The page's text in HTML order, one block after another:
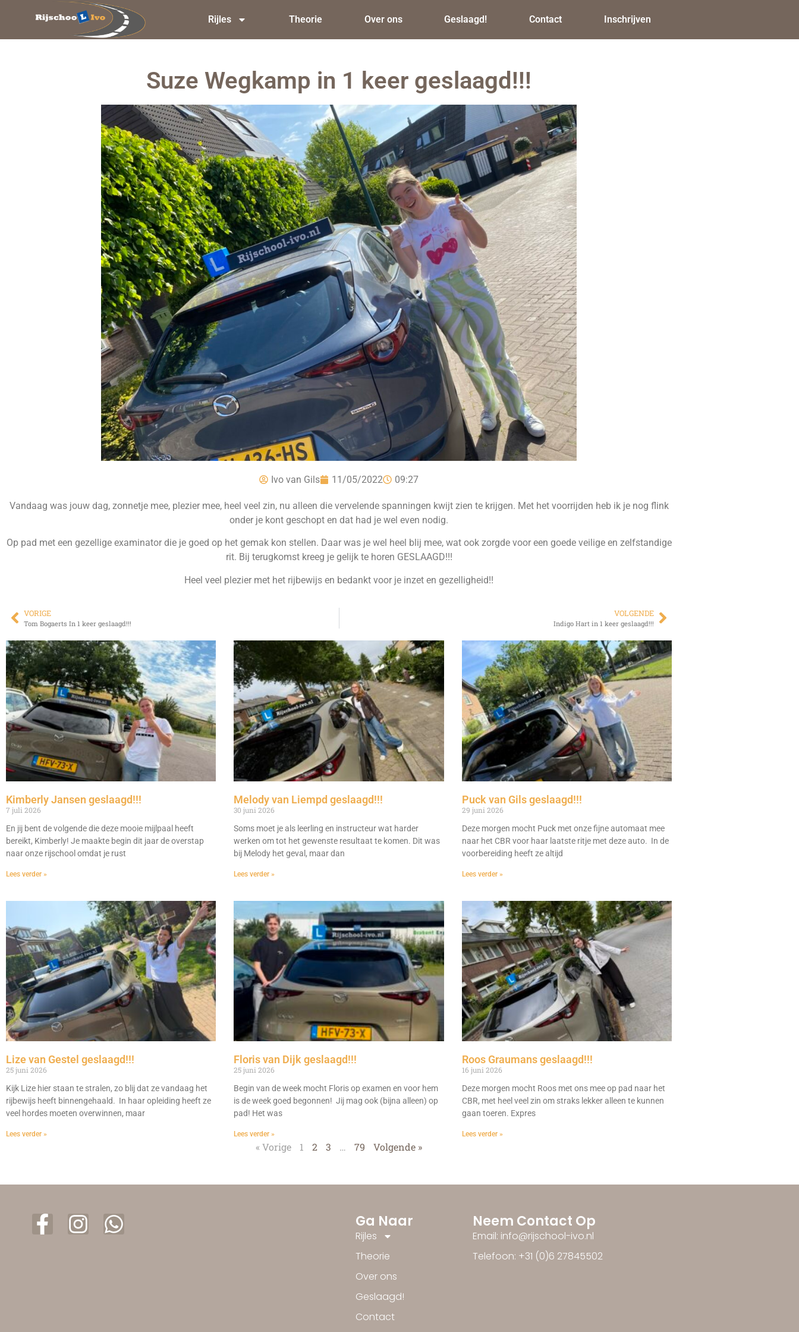
Rijles Theorie Over ons Geslaagd! Contact Inschrijven
Suze Wegkamp in 1 keer geslaagd!!!
Ivo van Gils 11/05/2022 09:27
Vandaag was jouw dag, zonnetje mee, plezier mee, heel veel zin, nu alleen die vervelende spanningen kwijt zien te krijgen. Met het voorrijden heb ik je nog flink
onder je kont geschopt en dat had je wel even nodig.
Op pad met een gezellige examinator die je goed op het gemak kon stellen. Daar was je wel heel blij mee, wat ook zorgde voor een goede veilige en zelfstandige
rit. Bij terugkomst kreeg je gelijk te horen GESLAAGD!!!
Heel veel plezier met het rijbewijs en bedankt voor je inzet en gezelligheid!!
VORIGE
Tom Bogaerts In 1 keer geslaagd!!!
VOLGENDE
Indigo Hart in 1 keer geslaagd!!!
Kimberly Jansen geslaagd!!!
7 juli 2026
En jij bent de volgende die deze mooie mijlpaal heeft
bereikt, Kimberly! Je maakte begin dit jaar de overstap
naar onze rijschool omdat je rust
Lees verder »
Melody van Liempd geslaagd!!!
30 juni 2026
Soms moet je als leerling en instructeur wat harder
werken om tot het gewenste resultaat te komen. Dit was
bij Melody het geval, maar dan
Lees verder »
Puck van Gils geslaagd!!!
29 juni 2026
Deze morgen mocht Puck met onze fijne automaat mee
naar het CBR voor haar laatste ritje met deze auto. In de
voorbereiding heeft ze altijd
Lees verder »
Lize van Gestel geslaagd!!!
25 juni 2026
Kijk Lize hier staan te stralen, zo blij dat ze vandaag het
rijbewijs heeft binnengehaald. In haar opleiding heeft ze
veel hordes moeten overwinnen, maar
Lees verder »
Floris van Dijk geslaagd!!!
25 juni 2026
Begin van de week mocht Floris op examen en voor hem
is de week goed begonnen! Jij mag ook (bijna alleen) op
pad! Het was
Lees verder »
Roos Graumans geslaagd!!!
16 juni 2026
Deze morgen mocht Roos met ons mee op pad naar het
CBR, met heel veel zin om straks lekker alleen te kunnen
gaan toeren. Expres
Lees verder »
« Vorige 1 2 3 … 79 Volgende »
Ga Naar
Rijles
Theorie
Over ons
Geslaagd!
Contact
Neem Contact Op
Email: info@rijschool-ivo.nl
Telefoon: +31 (0)6 27845502